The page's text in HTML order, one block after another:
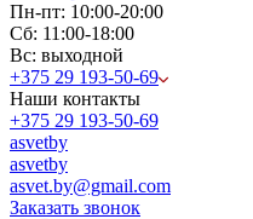
Пн-пт: 10:00-20:00
Сб: 11:00-18:00
Вс: выходной
+375 29 193-50-69
Наши контакты
+375 29 193-50-69
asvetby
asvetby
asvet.by@gmail.com
Заказать звонок